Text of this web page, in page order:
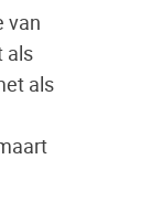
van
als
als